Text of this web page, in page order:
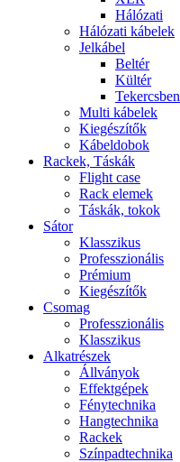
Hálózati
Hálózati kábelek
Jelkábel
Beltér
Kültér
Tekercsben
Multi kábelek
Kiegészítők
Kábeldobok
Rackek, Táskák
Flight case
Rack elemek
Táskák, tokok
Sátor
Klasszikus
Professzionális
Prémium
Kiegészítők
Csomag
Professzionális
Klasszikus
Alkatrészek
Állványok
Effektgépek
Fénytechnika
Hangtechnika
Rackek
Színpadtechnika